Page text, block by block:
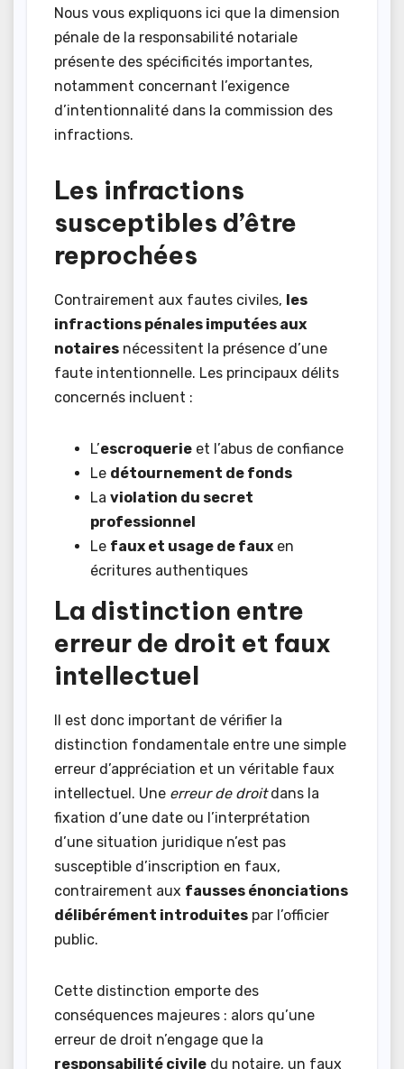
Nous vous expliquons ici que la dimension
pénale de la responsabilité notariale
présente des spécificités importantes,
notamment concernant l’exigence
d’intentionnalité dans la commission des
infractions.
Les infractions
susceptibles d’être
reprochées
Contrairement aux fautes civiles, les
infractions pénales imputées aux
notaires nécessitent la présence d’une
faute intentionnelle. Les principaux délits
concernés incluent :
L’escroquerie et l’abus de confiance
Le détournement de fonds
La violation du secret
professionnel
Le faux et usage de faux en
écritures authentiques
La distinction entre
erreur de droit et faux
intellectuel
Il est donc important de vérifier la
distinction fondamentale entre une simple
erreur d’appréciation et un véritable faux
intellectuel. Une erreur de droitdans la
fixation d’une date ou l’interprétation
d’une situation juridique n’est pas
susceptible d’inscription en faux,
contrairement aux fausses énonciations
délibérément introduites par l’officier
public.
Cette distinction emporte des
conséquences majeures : alors qu’une
erreur de droit n’engage que la
responsabilité civile du notaire, un faux